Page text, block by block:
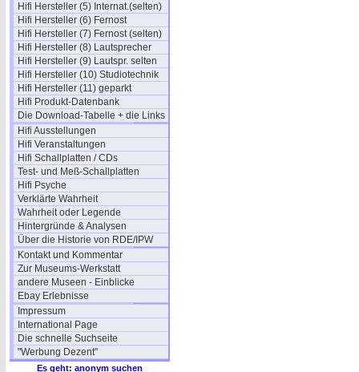
Hifi Hersteller (5) Internat.(selten)
Hifi Hersteller (6) Fernost
Hifi Hersteller (7) Fernost (selten)
Hifi Hersteller (8) Lautsprecher
Hifi Hersteller (9) Lautspr. selten
Hifi Hersteller (10) Studiotechnik
Hifi Hersteller (11) geparkt
Hifi Produkt-Datenbank
Die Download-Tabelle + die Links
Hifi Ausstellungen
Hifi Veranstaltungen
Hifi Schallplatten / CDs
Test- und Meß-Schallplatten
Hifi Psyche
Verklärte Wahrheit
Wahrheit oder Legende
Hintergründe & Analysen
Über die Historie von RDE/IPW
Kontakt und Kommentar
Zur Museums-Werkstatt
andere Museen - Einblicke
Ebay Erlebnisse
Impressum
International Page
Die schnelle Suchseite
"Werbung Dezent"
Es geht: anonym suchen